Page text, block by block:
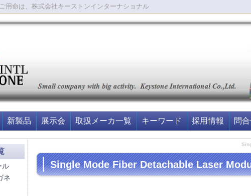
用命は、株式会社キーストンインターナショナル
新製品 展示会 取扱メーカ一覧 キーワード 採用情報 問
Single Mode Fiber Detachable Laser
ル
ネ